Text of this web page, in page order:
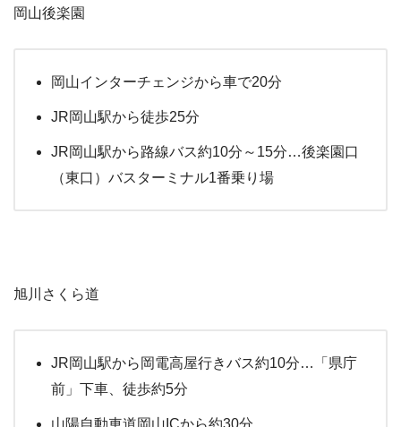
岡山後楽園
岡山インターチェンジから車で20分
JR岡山駅から徒歩25分
JR岡山駅から路線バス約10分～15分…後楽園口
（東口）バスターミナル1番乗り場
旭川さくら道
JR岡山駅から岡電高屋行きバス約10分…「県庁
前」下車、徒歩約5分
山陽自動車道岡山ICから約30分